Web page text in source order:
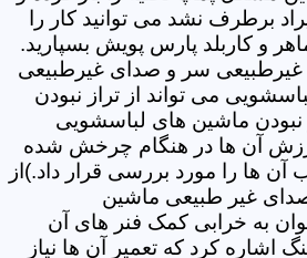
برطرف نشد می توانید کار را
و کاربلد پارس پویش بسپارید.
غیرطبیعی سر و صدای غیرطبیعی
می تواند از تراز نبودن
نبودن ماشین های لباسشویی
آن ها در هنگام چرخش شده
ها را مورد بررسی قرار داد.)از
غیر طبیعی ماشین
به خرابی کمک فنر های آن
اشاره کرد که تعمیر آن ها نیاز